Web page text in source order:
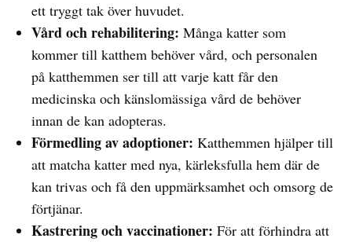
ett tryggt tak över huvudet.
Vård och rehabilitering: Många katter som
kommer till katthem behöver vård, och personalen
på katthemmen ser till att varje katt får den
medicinska och känslomässiga vård de behöver
innan de kan adopteras.
Förmedling av adoptioner: Katthemmen hjälper till
att matcha katter med nya, kärleksfulla hem där de
kan trivas och få den uppmärksamhet och omsorg de
förtjänar.
Kastrering och vaccinationer: För att förhindra att